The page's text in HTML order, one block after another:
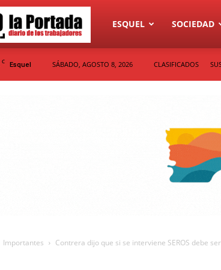
Diario
ESQUEL SOCIEDAD
C Esquel SÁBADO, AGOSTO 8, 2026 CLASIFICADOS
Importantes Contrera dijo que si se interviene SEROS debe